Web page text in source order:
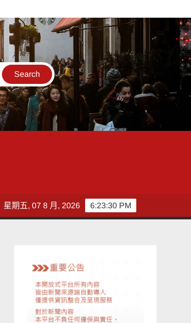
團隊攜手造勢 盼翻轉彰化打造新局
6:23:31 PM
星期五, 07 8 月, 2026